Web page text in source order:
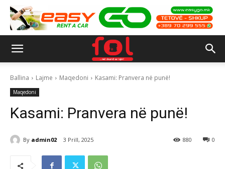
Ballina Lajme Maqedoni Kasami: Pranvera në punë!
Maqedoni
Kasami: Pranvera në punë!
By admin02 3 Prill, 2025 0
880